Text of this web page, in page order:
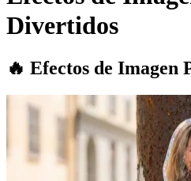
Divertidos
🔥 Efectos de Imagen